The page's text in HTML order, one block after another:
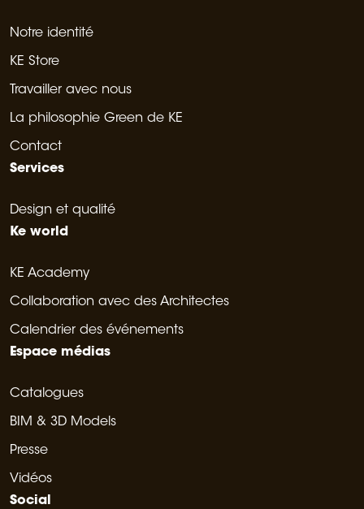
Notre identité
KE Store
Travailler avec nous
La philosophie Green de KE
Contact
Services
Design et qualité
Ke world
KE Academy
Collaboration avec des Architectes
Calendrier des événements
Espace médias
Catalogues
BIM & 3D Models
Presse
Vidéos
Social